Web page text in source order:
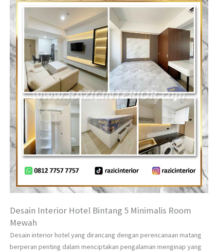
Desain Interior Hotel Bintang 5 Minimalis Room
Mewah
Desain interior hotel yang dirancang dengan perencanaan matang
berperan penting dalam menciptakan pengalaman menginap yang